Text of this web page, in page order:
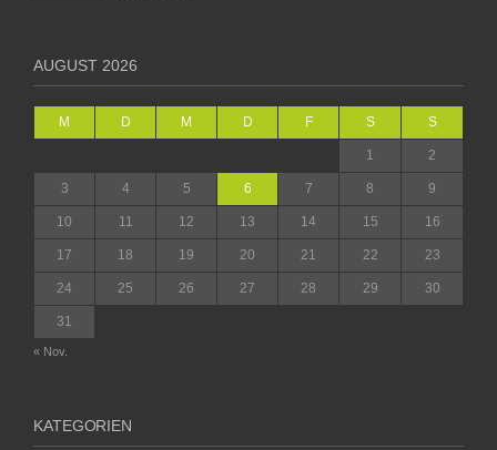
AUGUST 2026
M D M D F S S
1 2
3 4 5 6 7 8 9
10 11 12 13 14 15 16
17 18 19 20 21 22 23
24 25 26 27 28 29 30
31
« Nov.
KATEGORIEN